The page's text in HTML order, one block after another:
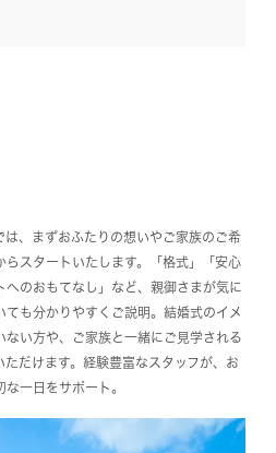
は、まずおふたりの想いやご家族のご希
らスタートいたします。「格式」「安心
へのおもてなし」など、親御さまが気に
ても分かりやすくご説明。結婚式のイメ
ない方や、ご家族と一緒にご見学される
ただけます。経験豊富なスタッフが、お
一日をサポート。